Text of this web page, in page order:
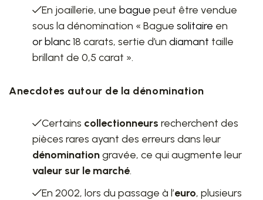
En joaillerie, une bague peut être vendue
sous la dénomination « Bague solitaire en
or blanc18 carats, sertie d’un diamant taille
brillant de 0,5 carat ».
Anecdotes autour de la dénomination
Certains collectionneurs recherchent des
pièces rares ayant des erreurs dans leur
dénominationgravée, ce qui augmente leur
valeur sur le marché.
En 2002, lors du passage à l’euro, plusieurs